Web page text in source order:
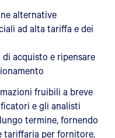
alternative
ad alta tariffa e dei
acquisto e ripensare
fruibili a breve
e gli analisti
termine, fornendo
tariffaria per fornitore,